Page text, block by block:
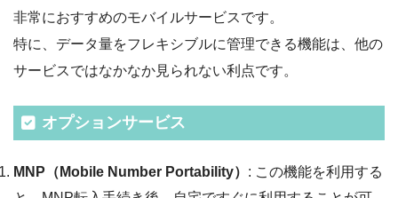
非常におすすめのモバイルサービスです。
特に、データ量をフレキシブルに管理できる機能は、他の
サービスではなかなか見られない利点です。
オプションサービス
MNP（Mobile Number Portability） : この機能を利用する